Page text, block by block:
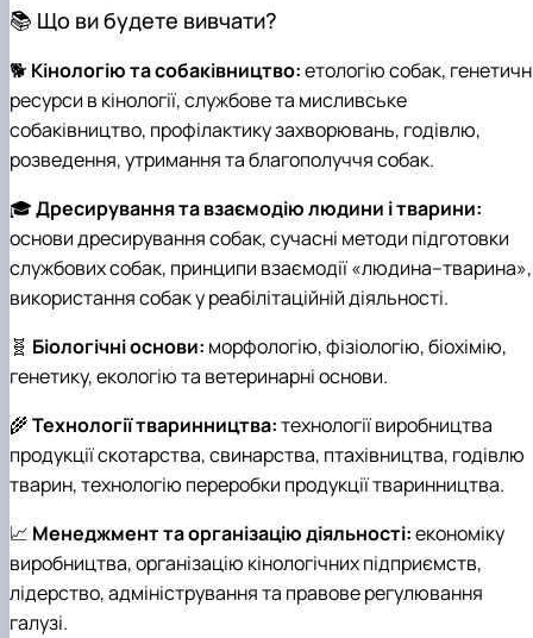
📚 Що ви будете вивчати?
🐕Кінологію та собаківництво:етологію собак,
ресурси в кінології, службове та мисливське
собаківництво, профілактику захворювань, годівлю,
розведення, утримання та благополуччя собак.
🎓Дресирування та взаємодію людини і тварини:
основи дресирування собак, сучасні методи підготовки
службових собак, принципи взаємодії «людина–тварина»,
використання собак у реабілітаційній діяльності.
🧬 Біологічні основи: морфологію, фізіологію, біохімію,
генетику, екологію та ветеринарні основи.
🌾Технології тваринництва:технології виробництва
продукції скотарства, свинарства, птахівництва, годівлю
тварин, технологію переробки продукції тваринництва.
📈 Менеджмент та організацію діяльності:економіку
виробництва, організацію кінологічних підприємств,
лідерство, адміністрування та правове регулювання
галузі.